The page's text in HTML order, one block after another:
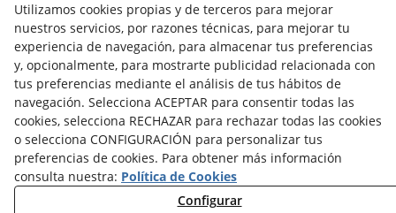
Utilizamos cookies propias y de terceros para mejorar
nuestros servicios, por razones técnicas, para mejorar tu
experiencia de navegación, para almacenar tus preferencias
y, opcionalmente, para mostrarte publicidad relacionada con
tus preferencias mediante el análisis de tus hábitos de
navegación. Selecciona ACEPTAR para consentir todas las
cookies, selecciona RECHAZAR para rechazar todas las cookies
o selecciona CONFIGURACIÓN para personalizar tus
preferencias de cookies. Para obtener más información
consulta nuestra: Política de Cookies
Configurar